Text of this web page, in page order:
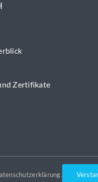
Zertifikate
.